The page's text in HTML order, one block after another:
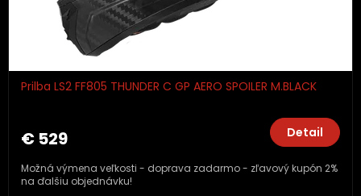
Prilba LS2 FF805 THUNDER C GP AERO SPOILER M.BLACK
€ 529 Detail
Možná výmena veľkosti - doprava zadarmo - zľavový kupón 2%
na ďalšiu objednávku!